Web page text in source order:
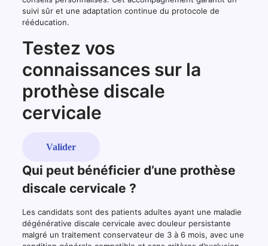
suivi sûr et une adaptation continue du protocole de
rééducation.
Testez vos
connaissances sur la
prothèse discale
cervicale
Valider
Qui peut bénéficier d’une prothèse
discale cervicale ?
Les candidats sont des patients adultes ayant une maladie
dégénérative discale cervicale avec douleur persistante
malgré un traitement conservateur de 3 à 6 mois, avec une